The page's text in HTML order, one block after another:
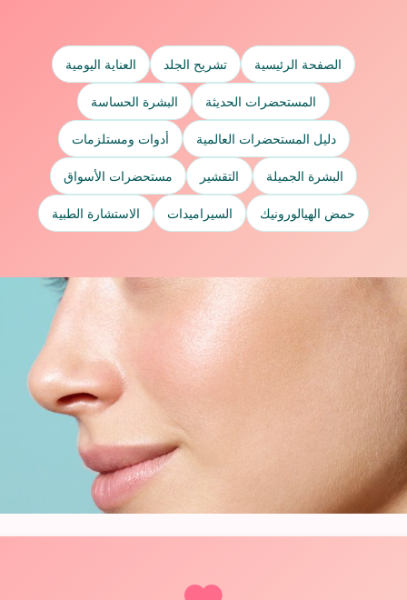
الصفحة الرئيسية تشريح الجلد العناية اليومية
المستحضرات الحديثة البشرة الحساسة
دليل المستحضرات العالمية أدوات ومستلزمات
البشرة الجميلة التقشير مستحضرات الأسواق
حمض الهيالورونيك السيراميدات الاستشارة الطبية